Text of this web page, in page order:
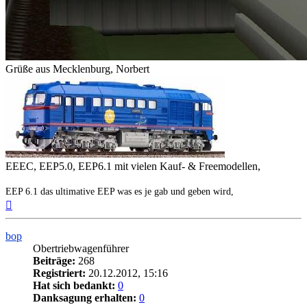
Grüße aus Mecklenburg, Norbert
EEEC, EEP5.0, EEP6.1 mit vielen Kauf- & Freemodellen,
EEP 6.1 das ultimative EEP was es je gab und geben wird,
bop
Obertriebwagenführer
Beiträge: 268
Registriert: 20.12.2012, 15:16
Hat sich bedankt: 0
Danksagung erhalten: 0